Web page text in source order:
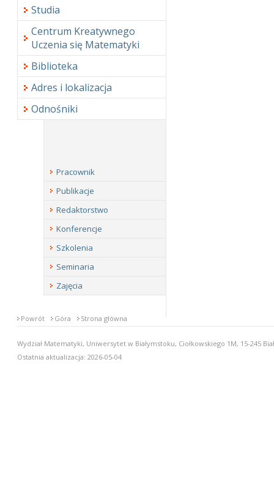
Studia
Centrum Kreatywnego
Uczenia się Matematyki
Biblioteka
Adres i lokalizacja
Odnośniki
Pracownik
Publikacje
Redaktorstwo
Konferencje
Szkolenia
Seminaria
Zajęcia
Powrót Góra Strona główna
Wydział Matematyki, Uniwersytet w Białymstoku, Ciołkowskiego 1M, 15-245
Ostatnia aktualizacja: 2026-05-04